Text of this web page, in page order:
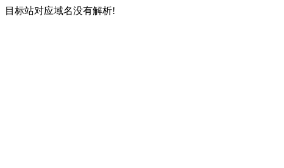
目标站对应域名没有解析!